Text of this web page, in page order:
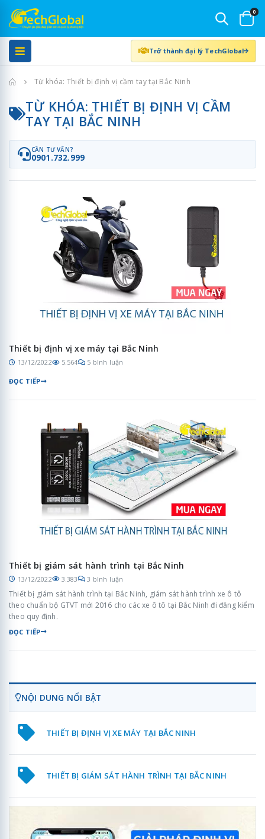
0
Trở thành đại lý TechGlobal
Trang chủTừ khóa: Thiết bị định vị cầm tay tại Bắc Ninh
TỪ KHÓA: THIẾT BỊ ĐỊNH VỊ CẦM
TAY TẠI BẮC NINH
CẦN TƯ VẤN?
0901.732.999
Thiết bị định vị xe máy tại Bắc Ninh
13/12/2022 5.564 5 bình luận
ĐỌC TIẾP
Thiết bị giám sát hành trình tại Bắc Ninh
13/12/2022 3.383 3 bình luận
Thiết bị giám sát hành trình tại Bắc Ninh, giám sát hành trình xe ô tô
theo chuẩn bộ GTVT mới 2016 cho các xe ô tô tại Bắc Ninh đi đăng kiểm
theo quy định.
ĐỌC TIẾP
NỘI DUNG NỔI BẬT
THIẾT BỊ ĐỊNH VỊ XE MÁY TẠI BẮC NINH
THIẾT BỊ GIÁM SÁT HÀNH TRÌNH TẠI BẮC NINH